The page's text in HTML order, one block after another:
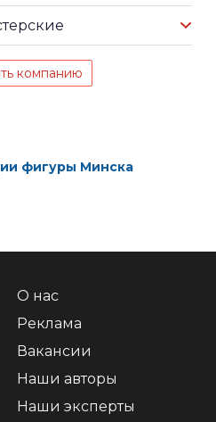
компанию
фигуры Минска
О нас
Реклама
Вакансии
Наши авторы
Наши эксперты